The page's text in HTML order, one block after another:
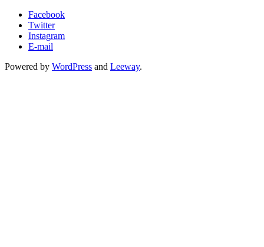
Facebook
Twitter
Instagram
E-mail
Powered by WordPress and Leeway.